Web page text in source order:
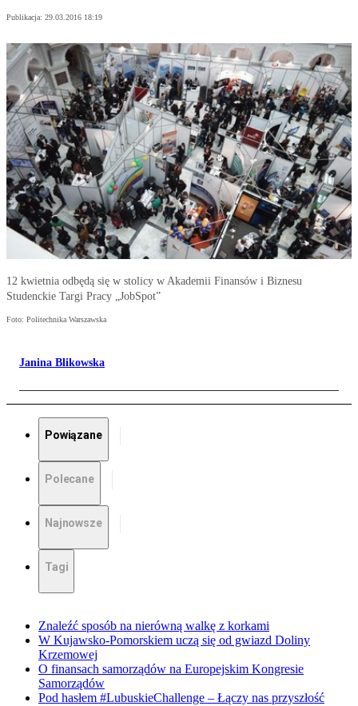
Publikacja: 29.03.2016 18:19
12 kwietnia odbędą się w stolicy w Akademii Finansów i Biznesu
Studenckie Targi Pracy „JobSpot”
Foto: Politechnika Warszawska
Janina Blikowska
Powiązane
Polecane
Najnowsze
Tagi
Znaleźć sposób na nierówną walkę z korkami
W Kujawsko-Pomorskiem uczą się od gwiazd Doliny
Krzemowej
O finansach samorządów na Europejskim Kongresie
Samorządów
Pod hasłem #LubuskieChallenge – Łączy nas przyszłość